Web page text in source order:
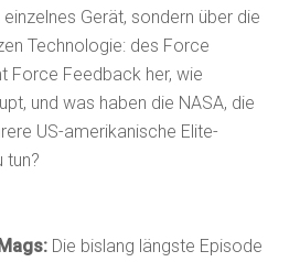
Gerät, sondern über die
Technologie: des Force
Force Feedback her, wie
und was haben die NASA, die
US-amerikanische Elite-
tun?
Die bislang längste Episode